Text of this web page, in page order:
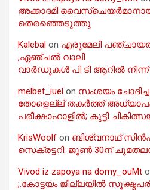
അക്കാദമി
തെരഞ്ഞെടുത്തു
Kalebal on എരുമേലി
,ഏഞ്ചൽ വാലി
വാർഡുകൾ പി ടി ആറിൽ നിന്ന്
melbet_iuel on സംശയം
തോളെല്ല് തകർത്ത്
പരീക്ഷാഹാളിൽ; കുട്ടി
KrisWoolf on ബിശ്വനാഥ്
സെക്രട്ടറി: ജൂൺ 30ന്
Vivod iz zapoya na domy_ouMt
;.കോട്ടയം ജില്ലയിൽ